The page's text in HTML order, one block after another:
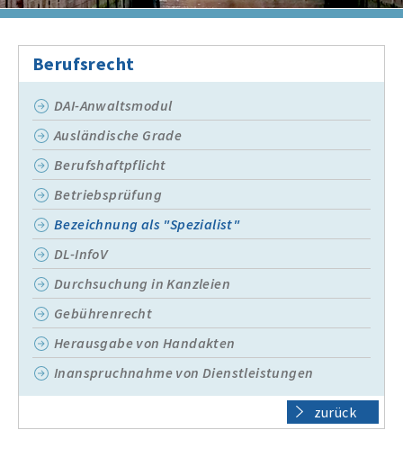
Berufsrecht
DAI-Anwaltsmodul
Ausländische Grade
Berufshaftpflicht
Betriebsprüfung
Bezeichnung als "Spezialist"
DL-InfoV
Durchsuchung in Kanzleien
Gebührenrecht
Herausgabe von Handakten
Inanspruchnahme von Dienstleistungen
zurück